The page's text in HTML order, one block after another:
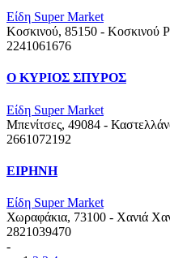
Είδη Super Market
Κοσκινού, 85150 - Κοσκινού
2241061676
Ο ΚΥΡΙΟΣ ΣΠΥΡΟΣ
Είδη Super Market
Μπενίτσες, 49084 -
2661072192
ΕΙΡΗΝΗ
Είδη Super Market
Χωραφάκια, 73100 - Χανιά
2821039470
-